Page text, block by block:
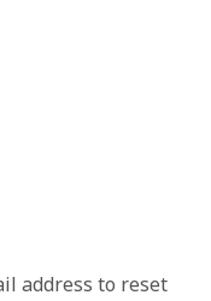
address to reset